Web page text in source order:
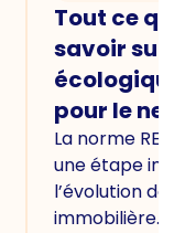
Tout ce
savoir sur
écologique
pour le
La norme
une étape
l’évolution de
immobilière.